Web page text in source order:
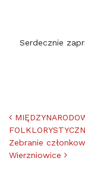
Serdecznie
Zebranie
Wierzniowice